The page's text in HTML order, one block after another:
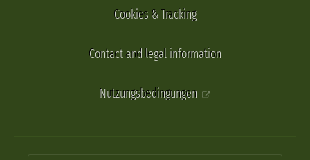
Cookies & Tracking
Contact and legal information
Nutzungsbedingungen